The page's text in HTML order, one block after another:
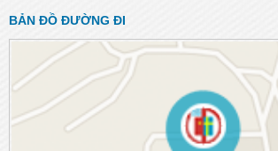
BẢN ĐỒ ĐƯỜNG ĐI